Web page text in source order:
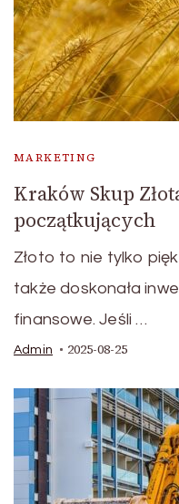
MARKETING
Kraków Skup
początkujących
Złoto to nie tylko
także doskonała
finansowe. Jeśli …
Admin 2025-08-25